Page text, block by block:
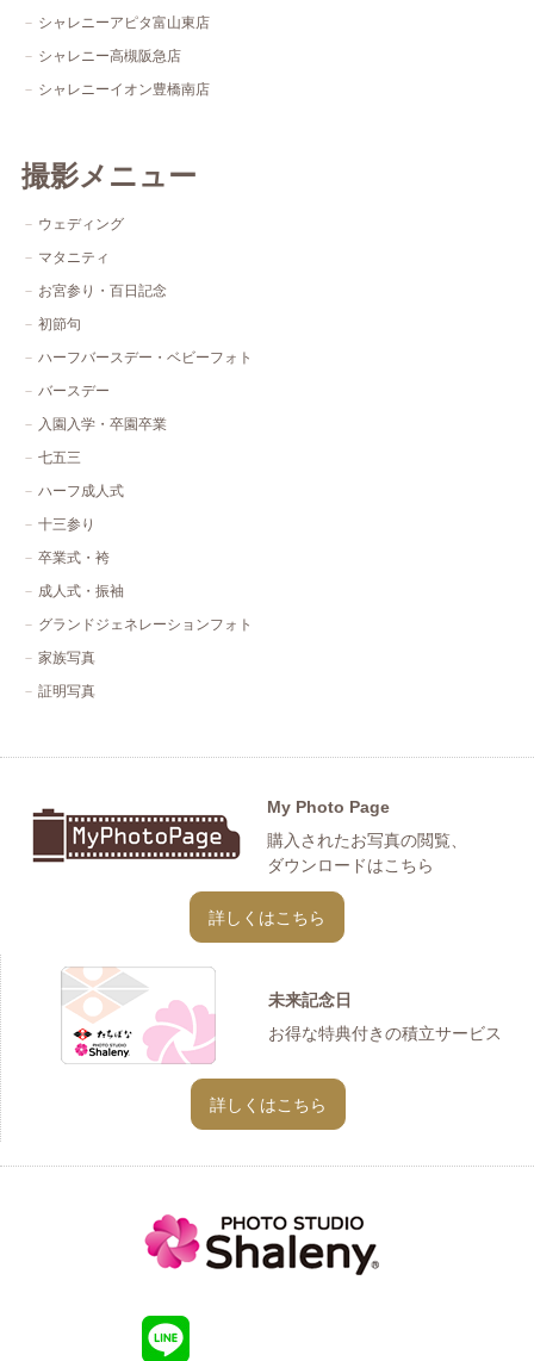
シャレニーアピタ富山東店
シャレニー高槻阪急店
シャレニーイオン豊橋南店
撮影メニュー
ウェディング
マタニティ
お宮参り・百日記念
初節句
ハーフバースデー・ベビーフォト
バースデー
入園入学・卒園卒業
七五三
ハーフ成人式
十三参り
卒業式・袴
成人式・振袖
グランドジェネレーションフォト
家族写真
証明写真
My Photo Page
購入されたお写真の閲覧、
ダウンロードはこちら
詳しくはこちら
未来記念日
お得な特典付きの積立サービス
詳しくはこちら